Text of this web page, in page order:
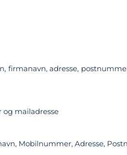
firmanavn, adresse,
mailadresse
Mobilnummer, Adresse,